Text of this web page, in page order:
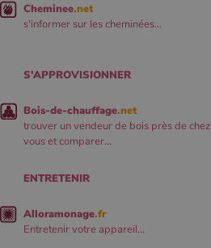
Cheminee.net
s'informer sur les cheminées...
S'APPROVISIONNER
Bois-de-chauffage.net
trouver un vendeur de bois près de chez
vous et comparer...
ENTRETENIR
Alloramonage.fr
Entretenir votre appareil...